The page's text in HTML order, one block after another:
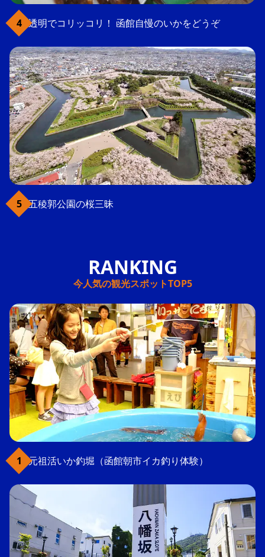
透明でコリッコリ！ 函館自慢のいかをどうぞ
五稜郭公園の桜三昧
今人気の観光スポットTOP5
元祖活いか釣堀（函館朝市イカ釣り体験）